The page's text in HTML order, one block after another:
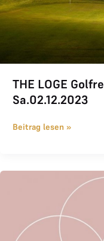
THE LOGE
Sa.02.12.2023
Beitrag lesen »